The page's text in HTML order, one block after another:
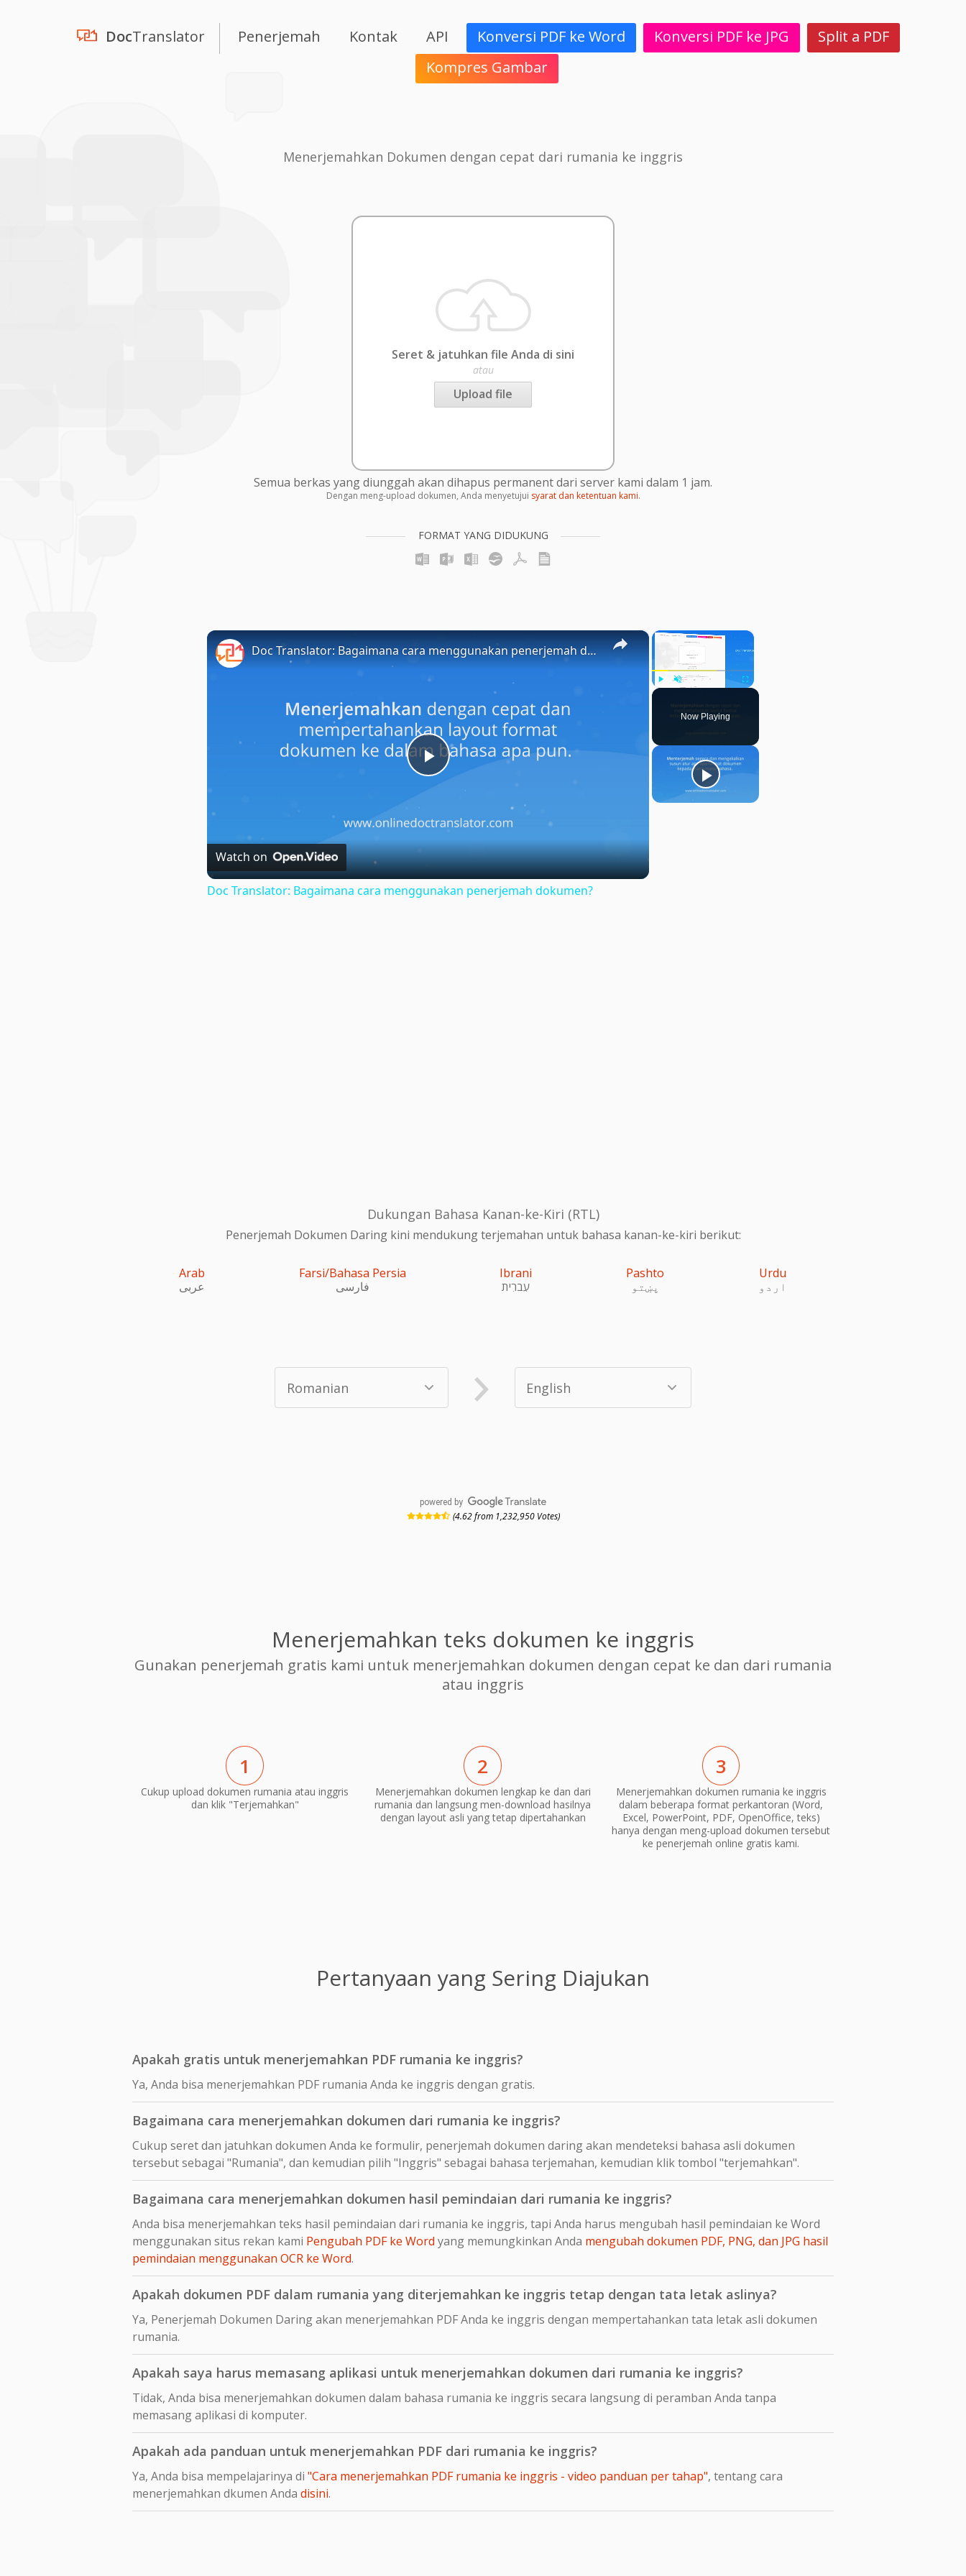
DocTranslator Penerjemah Kontak API Konversi PDF ke Word Konversi PDF ke JPG
Split a PDF
Kompres Gambar
Menerjemahkan Dokumen dengan cepat dari rumania ke inggris
Seret & jatuhkan file Anda di sini
atau
Upload file
Semua berkas yang diunggah akan dihapus permanent dari server kami dalam 1 jam.
Dengan meng-upload dokumen, Anda menyetujui syarat dan ketentuan kami.
FORMAT YANG DIDUKUNG
×
Fullscreen
Now Playing
×
Play
Video
Doc Translator: Bagaimana cara menggunakan penerjemah dokumen?
Watch on
Doc Translator: Bagaimana cara menggunakan penerjemah dokumen?
Dukungan Bahasa Kanan-ke-Kiri (RTL)
Penerjemah Dokumen Daring kini mendukung terjemahan untuk bahasa kanan-ke-kiri berikut:
Arab
عربى
Farsi/Bahasa Persia
فارسی
Ibrani
עִברִית
Pashto
پښتو
Urdu
اردو
powered by
(4.62 from 1,232,950 Votes)
Menerjemahkan teks dokumen ke inggris
Gunakan penerjemah gratis kami untuk menerjemahkan dokumen dengan cepat ke dan dari rumania
atau inggris
1
Cukup upload dokumen rumania atau inggris
dan klik "Terjemahkan"
2
Menerjemahkan dokumen lengkap ke dan dari
rumania dan langsung men-download hasilnya
dengan layout asli yang tetap dipertahankan
3
Menerjemahkan dokumen rumania ke inggris
dalam beberapa format perkantoran (Word,
Excel, PowerPoint, PDF, OpenOffice, teks)
hanya dengan meng-upload dokumen tersebut
ke penerjemah online gratis kami.
Pertanyaan yang Sering Diajukan
Apakah gratis untuk menerjemahkan PDF rumania ke inggris?
Ya, Anda bisa menerjemahkan PDF rumania Anda ke inggris dengan gratis.
Bagaimana cara menerjemahkan dokumen dari rumania ke inggris?
Cukup seret dan jatuhkan dokumen Anda ke formulir, penerjemah dokumen daring akan mendeteksi bahasa asli dokumen
tersebut sebagai "Rumania", dan kemudian pilih "Inggris" sebagai bahasa terjemahan, kemudian klik tombol "terjemahkan".
Bagaimana cara menerjemahkan dokumen hasil pemindaian dari rumania ke inggris?
Anda bisa menerjemahkan teks hasil pemindaian dari rumania ke inggris, tapi Anda harus mengubah hasil pemindaian ke Word
menggunakan situs rekan kami Pengubah PDF ke Word yang memungkinkan Anda mengubah dokumen PDF, PNG, dan JPG hasil
pemindaian menggunakan OCR ke Word.
Apakah dokumen PDF dalam rumania yang diterjemahkan ke inggris tetap dengan tata letak aslinya?
Ya, Penerjemah Dokumen Daring akan menerjemahkan PDF Anda ke inggris dengan mempertahankan tata letak asli dokumen
rumania.
Apakah saya harus memasang aplikasi untuk menerjemahkan dokumen dari rumania ke inggris?
Tidak, Anda bisa menerjemahkan dokumen dalam bahasa rumania ke inggris secara langsung di peramban Anda tanpa
memasang aplikasi di komputer.
Apakah ada panduan untuk menerjemahkan PDF dari rumania ke inggris?
Ya, Anda bisa mempelajarinya di "Cara menerjemahkan PDF rumania ke inggris - video panduan per tahap", tentang cara
menerjemahkan dkumen Anda disini.